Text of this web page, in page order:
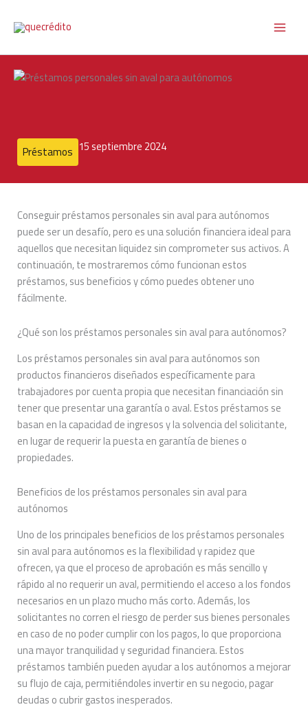
Préstamos 15 septiembre 2024
Conseguir préstamos personales sin aval para autónomos
puede ser un desafío, pero es una solución financiera ideal para
aquellos que necesitan liquidez sin comprometer sus activos. A
continuación, te mostraremos cómo funcionan estos
préstamos, sus beneficios y cómo puedes obtener uno
fácilmente.
¿Qué son los préstamos personales sin aval para autónomos?
Los préstamos personales sin aval para autónomos son
productos financieros diseñados específicamente para
trabajadores por cuenta propia que necesitan financiación sin
tener que presentar una garantía o aval. Estos préstamos se
basan en la capacidad de ingresos y la solvencia del solicitante,
en lugar de requerir la puesta en garantía de bienes o
propiedades.
Beneficios de los préstamos personales sin aval para
autónomos
Uno de los principales beneficios de los préstamos personales
sin aval para autónomos es la flexibilidad y rapidez que
ofrecen, ya que el proceso de aprobación es más sencillo y
rápido al no requerir un aval, permitiendo el acceso a los fondos
necesarios en un plazo mucho más corto. Además, los
solicitantes no corren el riesgo de perder sus bienes personales
en caso de no poder cumplir con los pagos, lo que proporciona
una mayor tranquilidad y seguridad financiera. Estos
préstamos también pueden ayudar a los autónomos a mejorar
su flujo de caja, permitiéndoles invertir en su negocio, pagar
deudas o cubrir gastos inesperados.